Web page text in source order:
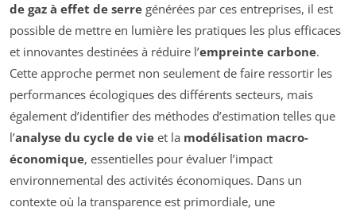
de gaz à effet de serre générées par ces entreprises, il est
possible de mettre en lumière les pratiques les plus efficaces
et innovantes destinées à réduire l’empreinte carbone.
Cette approche permet non seulement de faire ressortir les
performances écologiques des différents secteurs, mais
également d’identifier des méthodes d’estimation telles que
l’analyse du cycle de vie et la modélisation macro-
économique, essentielles pour évaluer l’impact
environnemental des activités économiques. Dans un
contexte où la transparence est primordiale, une